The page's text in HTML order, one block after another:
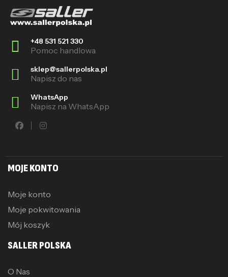
+48 531 521 330
Pomoc handlowa
sklep@sallerpolska.pl
Napisz do nas
WhatsApp
Napisz na WhatsApp
MOJE KONTO
Moje konto
Moje pokwitowania
Mój koszyk
SALLER POLSKA
O Nas